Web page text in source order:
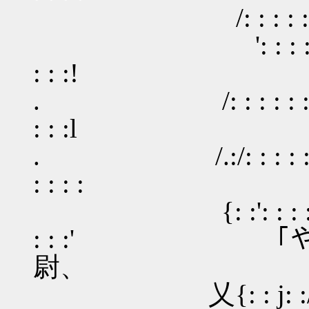
/: : : : : : : : : : :
': : : : : : : : : :
: : :!
. /: : : : : : : : : :
: : :l
. /.:/: : : : : : : :
: : : :
{: :': : : : : :/
: : :' 「やぁ、
尉、
乂{: : j: